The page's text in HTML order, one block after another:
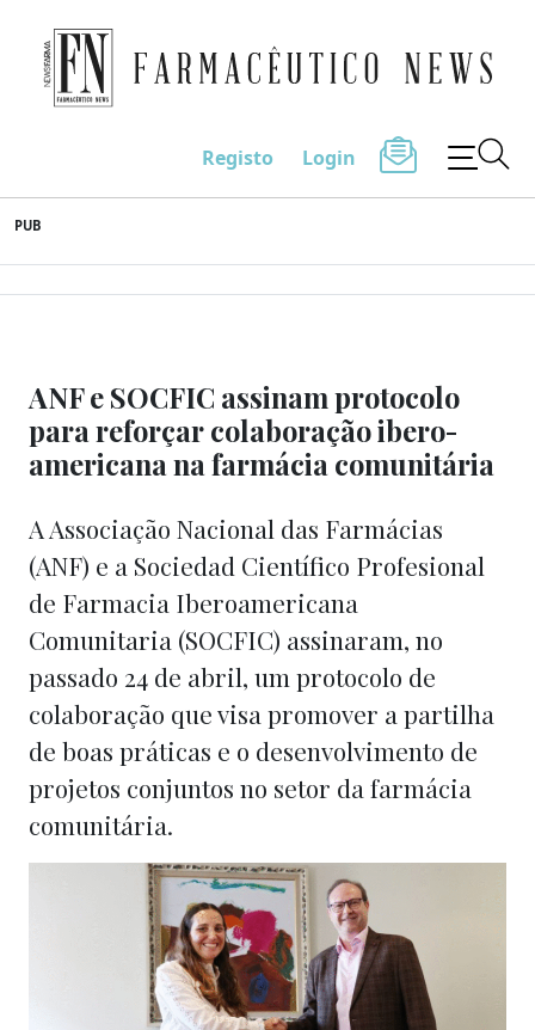
to
content
Farmacêutico News
Registo Login
PUB
ANF e SOCFIC assinam protocolo
para reforçar colaboração ibero-
americana na farmácia comunitária
A Associação Nacional das Farmácias
(ANF) e a Sociedad Científico Profesional
de Farmacia Iberoamericana
Comunitaria (SOCFIC) assinaram, no
passado 24 de abril, um protocolo de
colaboração que visa promover a partilha
de boas práticas e o desenvolvimento de
projetos conjuntos no setor da farmácia
comunitária.